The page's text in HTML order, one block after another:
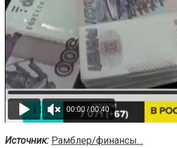
Источник: Рамблер/финансы…